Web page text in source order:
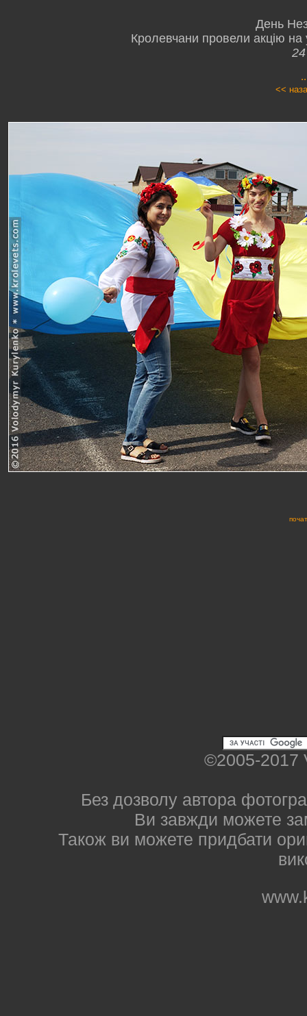
День
Кролевчани провели акцію на
<<
©2005-2017
Без дозволу автора
Ви завжди можете
Також ви можете придбати